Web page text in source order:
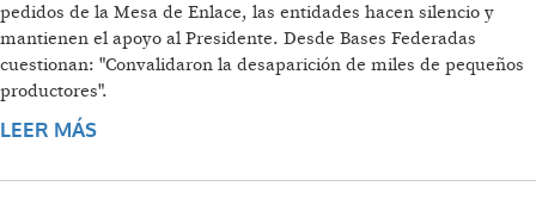
pedidos de la Mesa de Enlace, las entidades hacen silencio y
mantienen el apoyo al Presidente. Desde Bases Federadas
cuestionan: "Convalidaron la desaparición de miles de pequeños
productores".
LEER MÁS